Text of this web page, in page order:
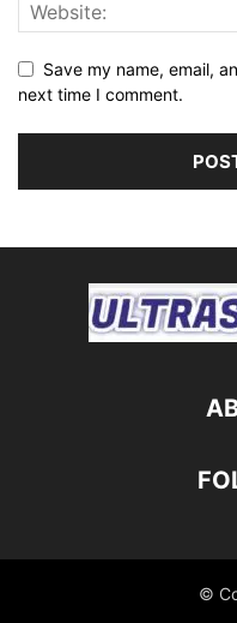
Save my name, email,
next time I comment.
©